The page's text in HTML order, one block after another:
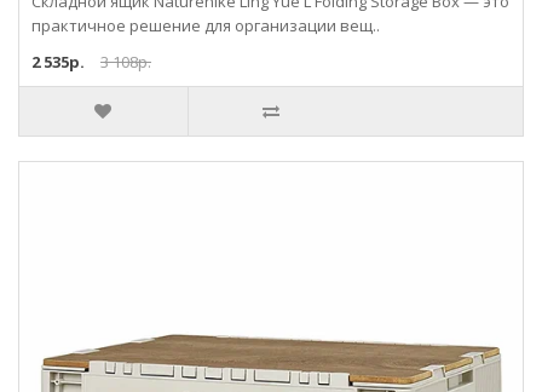
практичное решение для организации вещ..
2 535р.
3 108р.